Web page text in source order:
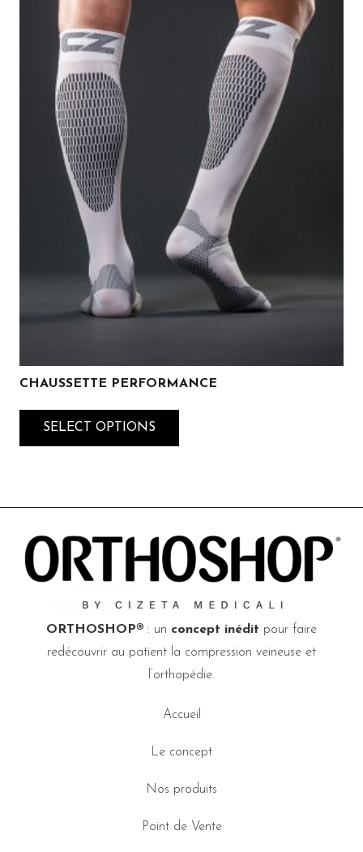
CHAUSSETTE PERFORMANCE
SELECT OPTIONS
ORTHOSHOP® : un concept inédit pour faire
redécouvrir au patient la compression veineuse et
l’orthopédie.
Accueil
Le concept
Nos produits
Point de Vente